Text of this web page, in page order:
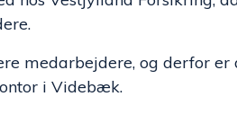
medarbejdere, og derfor
i Videbæk.